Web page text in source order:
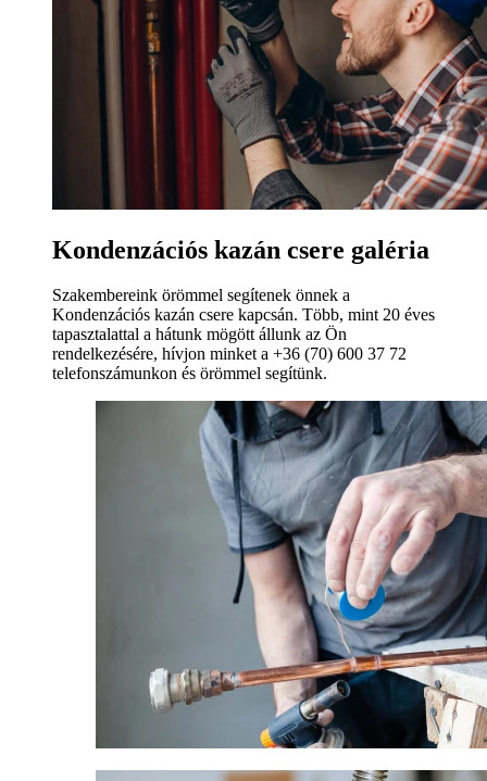
Kondenzációs kazán csere galéria
Szakembereink örömmel segítenek önnek a
Kondenzációs kazán csere kapcsán. Több, mint 20 éves
tapasztalattal a hátunk mögött állunk az Ön
rendelkezésére, hívjon minket a +36 (70) 600 37 72
telefonszámunkon és örömmel segítünk.